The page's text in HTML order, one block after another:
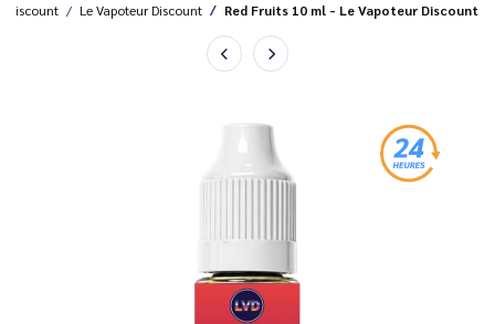
Discount Le Vapoteur Discount Red Fruits 10 ml - Le Vapoteur Discount